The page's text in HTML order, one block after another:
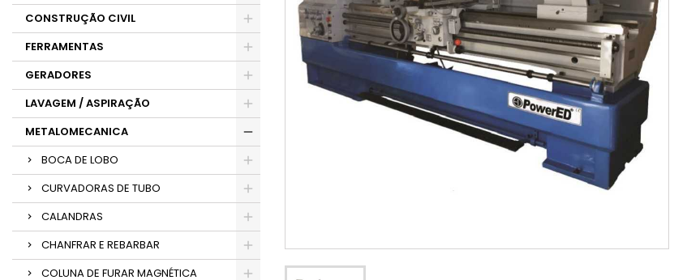
CONSTRUÇÃO CIVIL
FERRAMENTAS
GERADORES
LAVAGEM / ASPIRAÇÃO
METALOMECANICA
BOCA DE LOBO
CURVADORAS DE TUBO
CALANDRAS
CHANFRAR E REBARBAR
COLUNA DE FURAR MAGNÉTICA